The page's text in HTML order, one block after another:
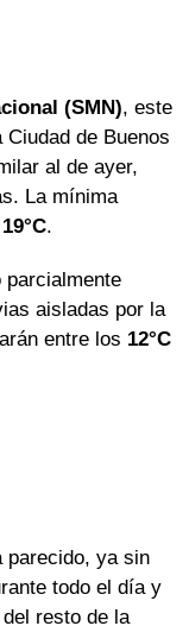
(SMN), este
de Buenos
al de ayer,
La mínima
19°C.
parcialmente
aisladas por la
entre los 12°C
parecido, ya sin
todo el día y
resto de la